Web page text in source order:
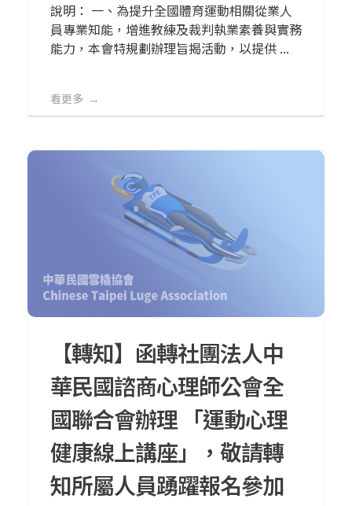
說明： 一、為提升全國體育運動相關從業人
員專業知能，增進教練及裁判執業素養與實務
能力，本會特規劃辦理旨揭活動，以提供 ...
看更多
【轉知】函轉社團法人中
華民國諮商心理師公會全
國聯合會辦理 「運動心理
健康線上講座」，敬請轉
知所屬人員踴躍報名參加